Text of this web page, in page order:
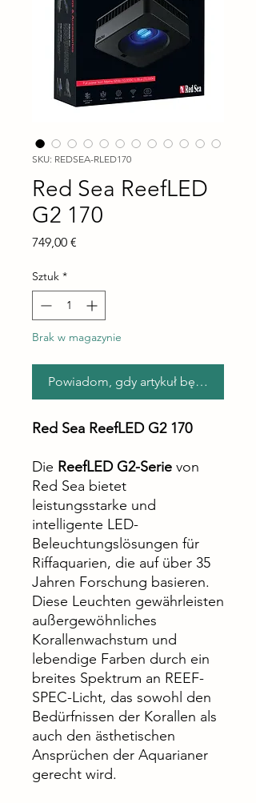
SKU: REDSEA-RLED170
Red Sea ReefLED
G2 170
749,00 €
Sztuk *
Brak w magazynie
Powiadom, gdy artykuł będzie
Red Sea ReefLED G2 170
Die ReefLED G2-Serie von
Red Sea bietet
leistungsstarke und
intelligente LED-
Beleuchtungslösungen für
Riffaquarien, die auf über 35
Jahren Forschung basieren.
Diese Leuchten gewährleisten
außergewöhnliches
Korallenwachstum und
lebendige Farben durch ein
breites Spektrum an REEF-
SPEC-Licht, das sowohl den
Bedürfnissen der Korallen als
auch den ästhetischen
Ansprüchen der Aquarianer
gerecht wird.